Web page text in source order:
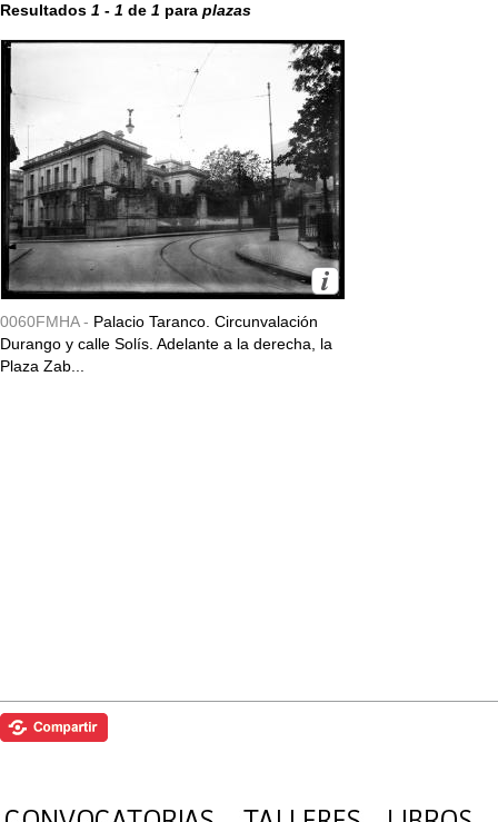
Resultados 1 - 1 de 1 para plazas
0060FMHA - Palacio Taranco. Circunvalación
Durango y calle Solís. Adelante a la derecha, la
Plaza Zab...